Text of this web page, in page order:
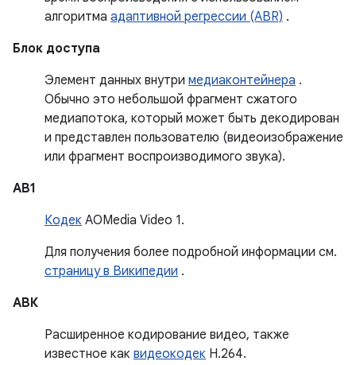
алгоритма адаптивной регрессии (ABR) .
Блок доступа
Элемент данных внутри медиаконтейнера .
Обычно это небольшой фрагмент сжатого
медиапотока, который может быть декодирован
и представлен пользователю (видеоизображение
или фрагмент воспроизводимого звука).
АВ1
Кодек AOMedia Video 1.
Для получения более подробной информации см.
страницу в Википедии .
АВК
Расширенное кодирование видео, также
известное как видеокодек H.264.